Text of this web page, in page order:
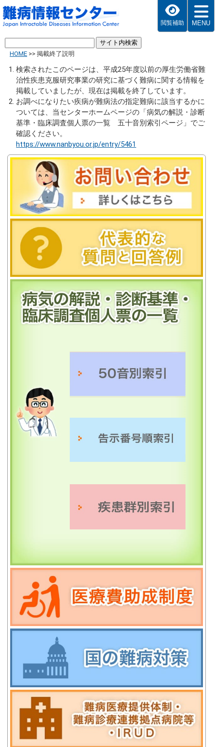
閲覧補助 MENU
HOME >> 掲載終了説明
検索されたこのページは、平成25年度以前の厚生労働省難
治性疾患克服研究事業の研究に基づく難病に関する情報を
掲載していましたが、現在は掲載を終了しています。
お調べになりたい疾病が難病法の指定難病に該当するかに
ついては、当センターホームページの「病気の解説・診断
基準・臨床調査個人票の一覧 五十音別索引ページ」でご
確認ください。
https://www.nanbyou.or.jp/entry/5461